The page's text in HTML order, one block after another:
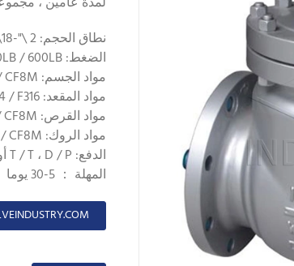
نطاق الحجم: 2 \"-18\" / DN50-DN450
الضغط: 150LB / 300LB / 600LB
مواد الجسم: WCB / CF8 / CF8M
مواد المقعد: A105 / F304 / F316
مواد القرص: WCB + F6 / CF8 / CF8M
مواد الروك: WCB / CF8 / CF8M
الدفع: T / T ، D / P أو L / C.
المهلة ： 5-30 يوما